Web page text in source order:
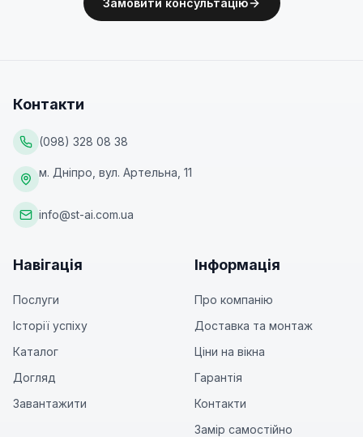
Замовити консультацію
Контакти
(098) 328 08 38
м. Дніпро, вул. Артельна, 11
info@st-ai.com.ua
Навігація
Послуги
Історії успіху
Каталог
Догляд
Завантажити
Інформація
Про компанію
Доставка та монтаж
Ціни на вікна
Гарантія
Контакти
Замір самостійно